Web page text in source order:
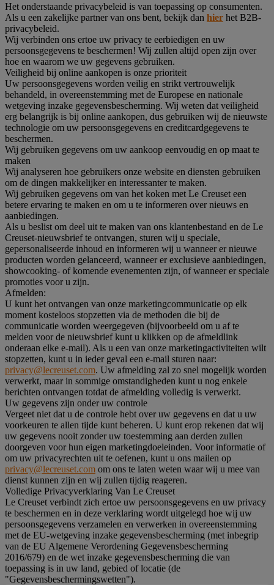
Het onderstaande privacybeleid is van toepassing op consumenten.
Als u een zakelijke partner van ons bent, bekijk dan hier het B2B-
privacybeleid.
Wij verbinden ons ertoe uw privacy te eerbiedigen en uw
persoonsgegevens te beschermen! Wij zullen altijd open zijn over
hoe en waarom we uw gegevens gebruiken.
Veiligheid bij online aankopen is onze prioriteit
Uw persoonsgegevens worden veilig en strikt vertrouwelijk
behandeld, in overeenstemming met de Europese en nationale
wetgeving inzake gegevensbescherming. Wij weten dat veiligheid
erg belangrijk is bij online aankopen, dus gebruiken wij de nieuwste
technologie om uw persoonsgegevens en creditcardgegevens te
beschermen.
Wij gebruiken gegevens om uw aankoop eenvoudig en op maat te
maken
Wij analyseren hoe gebruikers onze website en diensten gebruiken
om de dingen makkelijker en interessanter te maken.
Wij gebruiken gegevens om van het koken met Le Creuset een
betere ervaring te maken en om u te informeren over nieuws en
aanbiedingen.
Als u beslist om deel uit te maken van ons klantenbestand en de Le
Creuset-nieuwsbrief te ontvangen, sturen wij u speciale,
gepersonaliseerde inhoud en informeren wij u wanneer er nieuwe
producten worden gelanceerd, wanneer er exclusieve aanbiedingen,
showcooking- of komende evenementen zijn, of wanneer er speciale
promoties voor u zijn.
Afmelden:
U kunt het ontvangen van onze marketingcommunicatie op elk
moment kosteloos stopzetten via de methoden die bij de
communicatie worden weergegeven (bijvoorbeeld om u af te
melden voor de nieuwsbrief kunt u klikken op de afmeldlink
onderaan elke e-mail). Als u een van onze marketingactiviteiten wilt
stopzetten, kunt u in ieder geval een e-mail sturen naar:
privacy@lecreuset.com. Uw afmelding zal zo snel mogelijk worden
verwerkt, maar in sommige omstandigheden kunt u nog enkele
berichten ontvangen totdat de afmelding volledig is verwerkt.
Uw gegevens zijn onder uw controle
Vergeet niet dat u de controle hebt over uw gegevens en dat u uw
voorkeuren te allen tijde kunt beheren. U kunt erop rekenen dat wij
uw gegevens nooit zonder uw toestemming aan derden zullen
doorgeven voor hun eigen marketingdoeleinden. Voor informatie of
om uw privacyrechten uit te oefenen, kunt u ons mailen op
privacy@lecreuset.com om ons te laten weten waar wij u mee van
dienst kunnen zijn en wij zullen tijdig reageren.
Volledige Privacyverklaring Van Le Creuset
Le Creuset verbindt zich ertoe uw persoonsgegevens en uw privacy
te beschermen en in deze verklaring wordt uitgelegd hoe wij uw
persoonsgegevens verzamelen en verwerken in overeenstemming
met de EU-wetgeving inzake gegevensbescherming (met inbegrip
van de EU Algemene Verordening Gegevensbescherming
2016/679) en de wet inzake gegevensbescherming die van
toepassing is in uw land, gebied of locatie (de
"Gegevensbeschermingswetten").